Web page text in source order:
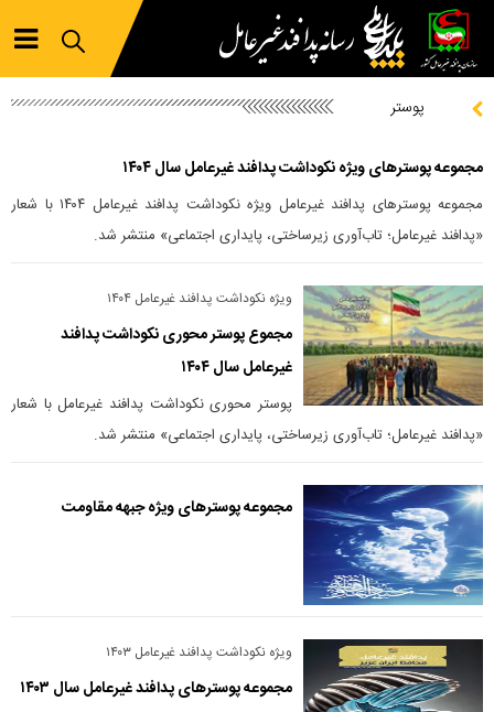
پوستر
مجموعه پوسترهای ویژه نکوداشت پدافند غیرعامل سال ۱۴۰۴
مجموعه پوسترهای پدافند غیرعامل ویژه نکوداشت پدافند غیرعامل ۱۴۰۴ با شعار
«پدافند غیرعامل؛ تاب‌آوری زیرساختی، پایداری اجتماعی» منتشر شد.
ویژه نکوداشت پدافند غیرعامل ۱۴۰۴
مجموع پوستر محوری نکوداشت پدافند
غیرعامل سال ۱۴۰۴
پوستر محوری نکوداشت پدافند غیرعامل با شعار
«پدافند غیرعامل؛ تاب‌آوری زیرساختی، پایداری اجتماعی» منتشر شد.
مجموعه پوسترهای ویژه جبهه مقاومت
ویژه نکوداشت پدافند غیرعامل ۱۴۰۳
مجموعه پوسترهای پدافند غیرعامل سال ۱۴۰۳